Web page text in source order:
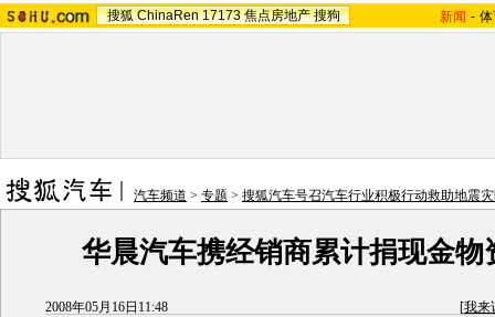
搜狐 ChinaRen 17173 焦点房地产 搜狗 新闻 -
汽车频道 > 专题 > 搜狐汽车号召汽车行业积极行动救助地震
华晨汽车携经销商累计捐现金物
2008年05月16日11:48 [我来